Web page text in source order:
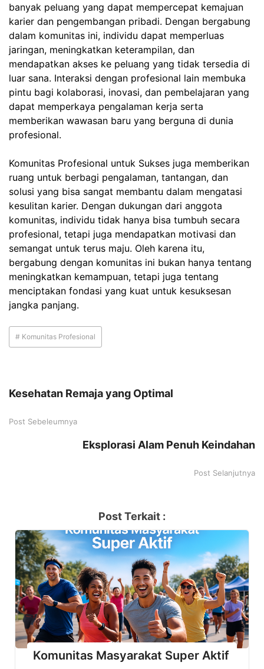
banyak peluang yang dapat mempercepat kemajuan
karier dan pengembangan pribadi. Dengan bergabung
dalam komunitas ini, individu dapat memperluas
jaringan, meningkatkan keterampilan, dan
mendapatkan akses ke peluang yang tidak tersedia di
luar sana. Interaksi dengan profesional lain membuka
pintu bagi kolaborasi, inovasi, dan pembelajaran yang
dapat memperkaya pengalaman kerja serta
memberikan wawasan baru yang berguna di dunia
profesional.
Komunitas Profesional untuk Sukses juga memberikan
ruang untuk berbagi pengalaman, tantangan, dan
solusi yang bisa sangat membantu dalam mengatasi
kesulitan karier. Dengan dukungan dari anggota
komunitas, individu tidak hanya bisa tumbuh secara
profesional, tetapi juga mendapatkan motivasi dan
semangat untuk terus maju. Oleh karena itu,
bergabung dengan komunitas ini bukan hanya tentang
meningkatkan kemampuan, tetapi juga tentang
menciptakan fondasi yang kuat untuk kesuksesan
jangka panjang.
# Komunitas Profesional
Kesehatan Remaja yang Optimal
Post Sebeleumnya
Eksplorasi Alam Penuh Keindahan
Post Selanjutnya
Post Terkait :
Komunitas Masyarakat Super Aktif